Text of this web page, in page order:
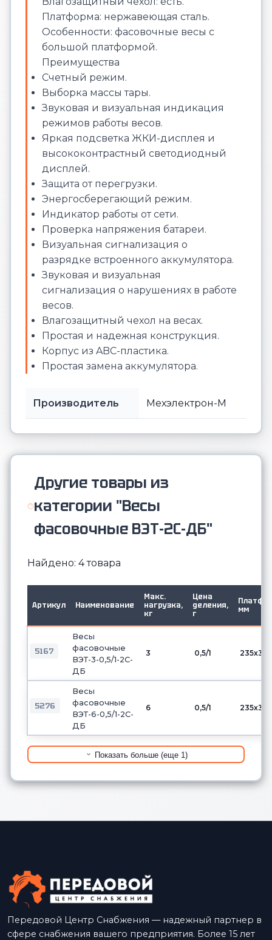
Платформа: нержавеющая сталь.
Особенности: фасовочные весы с
большой платформой.
Преимущества
Счетный режим.
Выборка массы тары.
Звуковая и визуальная индикация
режимов работы весов.
Яркая подсветка ЖКИ-дисплея и
высококонтрастный светодиодный
дисплей.
Защита от перегрузки.
Энергосберегающий режим.
Индикатор работы от сети.
Проверка напряжения батареи.
Визуальная сигнализация о
разрядке встроенного аккумулятора.
Звуковая и визуальная
сигнализация о нарушениях в работе
весов.
Влагозащитный чехол на весах.
Простая и надежная конструкция.
Корпус из ABC-пластика.
Простая замена аккумулятора.
Производитель Мехэлектрон-М
Другие товары из
категории "Весы
фасовочные ВЭТ-2С-ДБ"
Найдено: 4 товара
Артикул Наименование
Макс.
нагрузка,
кг
Цена
деления,
г
мм
5167
Весы
фасовочные
ВЭТ-3-0,5/1-2С-
ДБ
3 0,5/1
5276
Весы
фасовочные
ВЭТ-6-0,5/1-2С-
ДБ
6 0,5/1
Показать больше (еще 1)
Передовой Центр Снабжения — надежный партнер в
сфере снабжения вашего предприятия. Более 15 лет